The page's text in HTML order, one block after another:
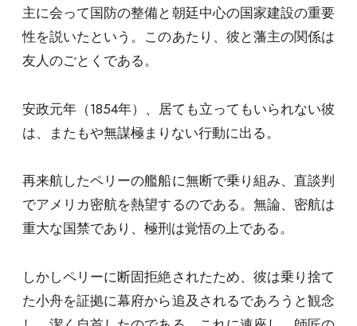
主に会って国防の整備と朝廷中心の国家建設の重要
性を説いたという。このあたり、彼と藩主の関係は
友人のごとくである。
安政元年（1854年）、居ても立ってもいられない彼
は、またもや無謀極まりない行動に出る。
再来航したペリーの艦船に無断で乗り組み、直談判
でアメリカ密航を熱望するのである。無論、密航は
重大な国禁であり、極刑は覚悟の上である。
しかしペリーに断固拒絶されたため、彼は乗り捨て
た小舟を証拠に幕府から追及されるであろうと観念